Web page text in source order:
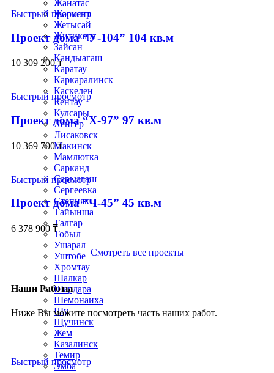
Жанатас
Жаркент
Жетысай
Житикара
Зайсан
Кандыагаш
Каратау
Каркаралинск
Каскелен
Кентау
Кулсары
Ленгер
Лисаковск
Макинск
Мамлютка
Сарканд
Сарыагаш
Сергеевка
Степняк
Тайынша
Талгар
Тобыл
Ушарал
Уштобе
Хромтау
Шалкар
Шардара
Шемонаиха
Шу
Щучинск
Жем
Казалинск
Темир
Эмба
Быстрый просмотр
Проект дома “У-104” 104 кв.м
10 309 200₸
Быстрый просмотр
Проект дома “Х-97” 97 кв.м
10 369 700₸
Быстрый просмотр
Проект дома “Ч-45” 45 кв.м
6 378 900 ₸
Смотреть все проекты
Наши Работы
Ниже Вы можите посмотреть часть наших работ.
Быстрый просмотр